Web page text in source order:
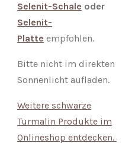
Selenit-Schale oder
Selenit-
Platte empfohlen.
Bitte nicht im direkten
Sonnenlicht aufladen.
Weitere schwarze
Turmalin Produkte im
Onlineshop entdecken.